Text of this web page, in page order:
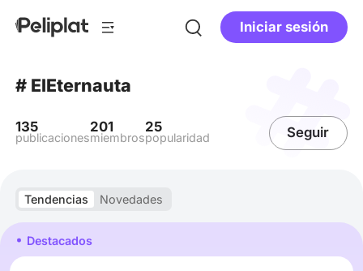
Iniciar sesión
# ElEternauta
135
publicaciones
201
miembros
25
popularidad Seguir
Tendencias Novedades
Destacados